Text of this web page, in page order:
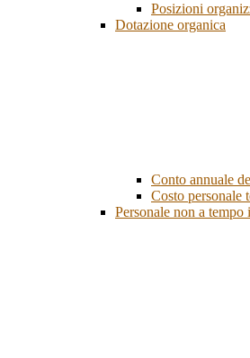
Posizioni
Dotazione organica
Conto annuale
Costo personale
Personale non a tempo